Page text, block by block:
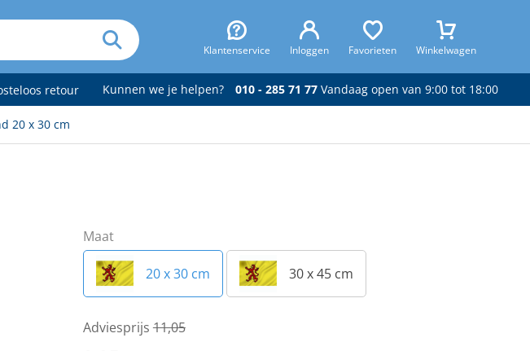
Klantenservice Inloggen Favorieten Winkelwagen
retour Kunnen we je helpen? 010 - 285 71 77Vandaag open van 9:00 tot 18:00
20 x 30 cm
Maat
20 x 30 cm 30 x 45 cm
Adviesprijs11,05